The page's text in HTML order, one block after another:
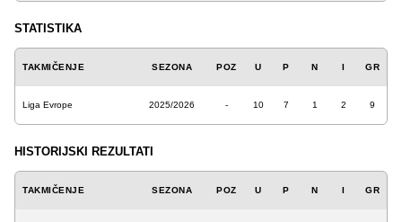
STATISTIKA
TAKMIČENJE SEZONA POZ U P N I GR
Liga Evrope 2025/2026 - 10 7 1 2 9
HISTORIJSKI REZULTATI
TAKMIČENJE SEZONA POZ U P N I GR